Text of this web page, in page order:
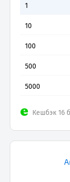
1
10
100
500
5000
Кешбэк 16